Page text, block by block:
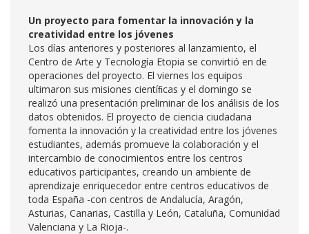
Un proyecto para fomentar la innovación y la
creatividad entre los jóvenes
Los días anteriores y posteriores al lanzamiento, el
Centro de Arte y Tecnología Etopia se convirtió en de
operaciones del proyecto. El viernes los equipos
ultimaron sus misiones cientíﬁcas y el domingo se
realizó una presentación preliminar de los análisis de los
datos obtenidos. El proyecto de ciencia ciudadana
fomenta la innovación y la creatividad entre los jóvenes
estudiantes, además promueve la colaboración y el
intercambio de conocimientos entre los centros
educativos participantes, creando un ambiente de
aprendizaje enriquecedor entre centros educativos de
toda España -con centros de Andalucía, Aragón,
Asturias, Canarias, Castilla y León, Cataluña, Comunidad
Valenciana y La Rioja-.